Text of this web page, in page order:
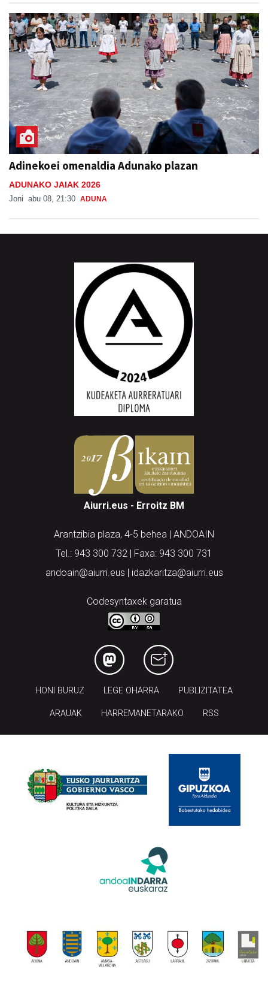
Adinekoei omenaldia Adunako plazan
ADUNAKO JAIAK 2026
Joni abu 08, 21:30 ADUNA
Aiurri.eus - Erroitz BM
Arantzibia plaza, 4-5 behea | ANDOAIN
Tel.: 943 300 732 | Faxa: 943 300 731
andoain@aiurri.eus | idazkaritza@aiurri.eus
Codesyntaxek garatua
HONI BURUZ LEGE OHARRA PUBLIZITATEA
ARAUAK HARREMANETARAKO RSS